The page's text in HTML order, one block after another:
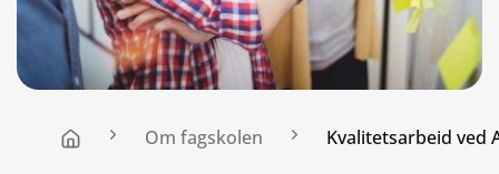
Om fagskolen Kvalitetsarbeid ved